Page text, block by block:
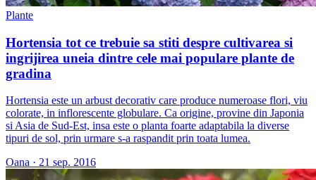
Plante
Hortensia tot ce trebuie sa stiti despre cultivarea si
ingrijirea uneia dintre cele mai populare plante de
gradina
​Hortensia este un arbust decorativ care produce numeroase flori, viu
colorate, in inflorescente globulare. Ca origine, provine din Japonia
si Asia de Sud-Est, insa este o planta foarte adaptabila la diverse
tipuri de sol, prin urmare s-a raspandit prin toata lumea.
Oana · 21 sep. 2016